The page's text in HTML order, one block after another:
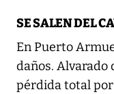
SE SALEN DEL
En Puerto
daños. Alvarado
pérdida total por